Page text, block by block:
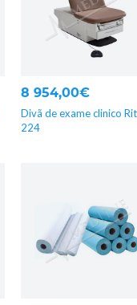
8 954,00€
Divã de exame clinico
224